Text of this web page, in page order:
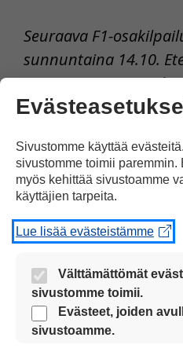
Seuraava F1-
sunnuntaina 14.10.
päättyy 25.11.
Jaa Facebookissa
Kommentoi
Sivustomme käyttää
sivustomme toimii
myös kehittää sivustoamme
käyttäjien tarpeita.
Lue lisää evästeistämme
Välttämättömät
sivustomme toimii.
Nämä evästeet ovat aina
sivustoamme voi käyttää
Evästeet, joiden
sivustoamme.